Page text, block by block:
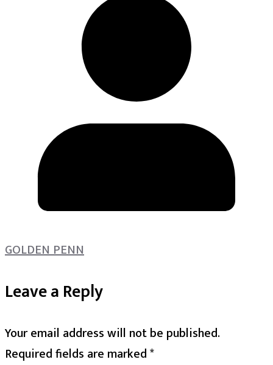
GOLDEN PENN
Leave a Reply
Your email address will not be published.
Required fields are marked*